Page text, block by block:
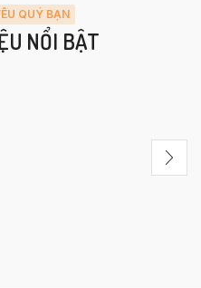
QUÝ BẠN
NỔI BẬT